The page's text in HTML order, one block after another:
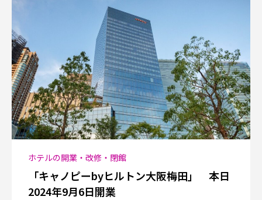
ホテルの開業・改修・閉館
「キャノピーbyヒルトン大阪梅田」 本日
2024年9月6日開業